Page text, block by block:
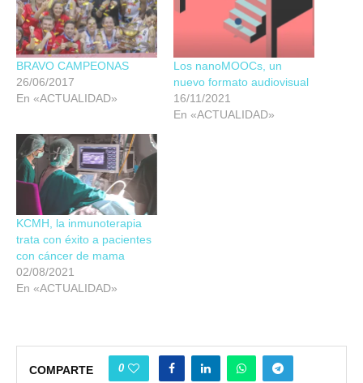
BRAVO CAMPEONAS
26/06/2017
En «ACTUALIDAD»
Los nanoMOOCs, un
nuevo formato audiovisual
16/11/2021
En «ACTUALIDAD»
KCMH, la inmunoterapia
trata con éxito a pacientes
con cáncer de mama
02/08/2021
En «ACTUALIDAD»
COMPARTE 0